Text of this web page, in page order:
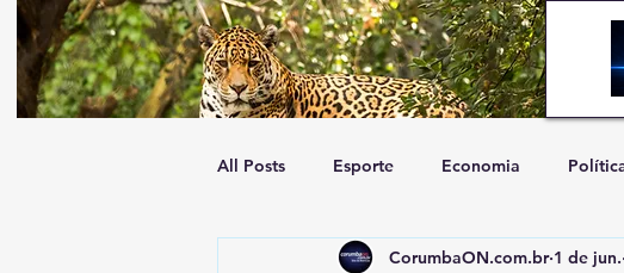
All Posts Esporte Economia
Geral Trânsito Artigo
CorumbaON.com.br 1 de jun.